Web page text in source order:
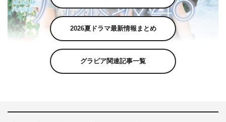
2期生の北野日奈子、3期生の山下美月、新センターの4
2026夏ドラマ最新情報まとめ
グラビア関連記事一覧